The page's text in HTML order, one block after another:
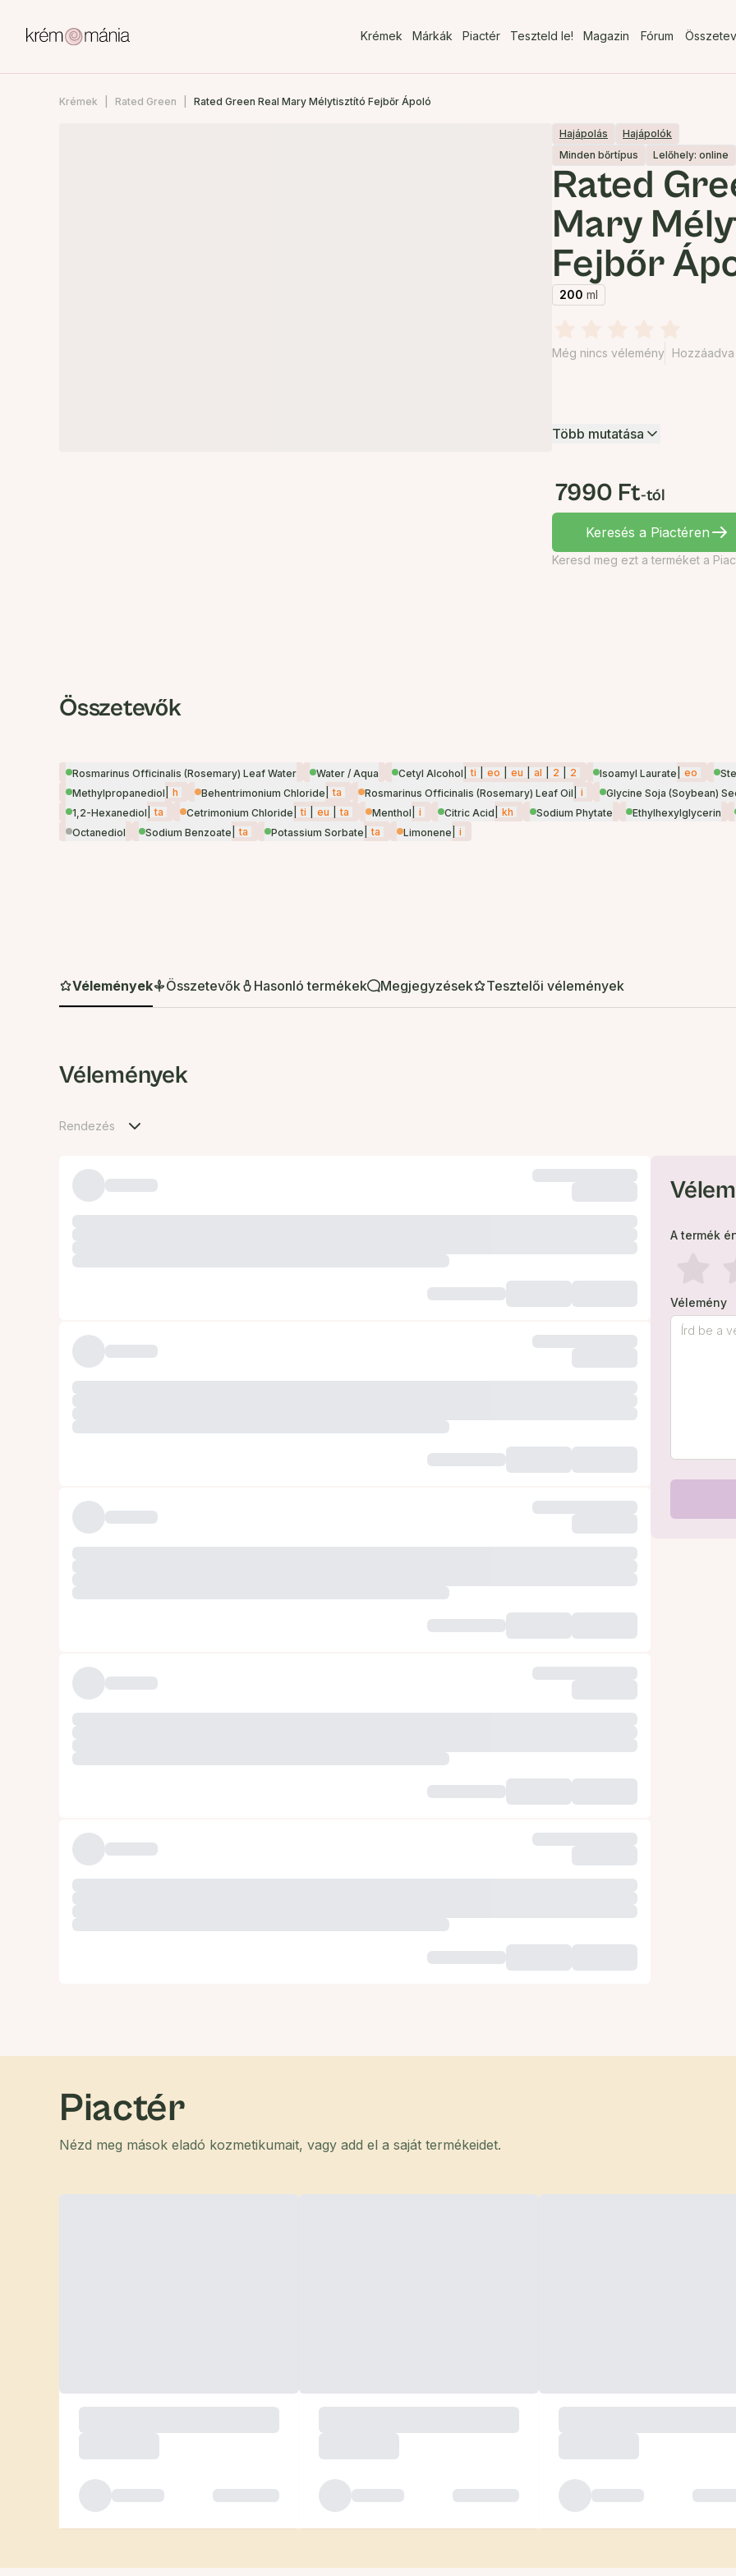
Krémek Márkák Piactér Teszteld le! Magazin Fórum
Krémek Rated Green Rated Green Real Mary Mélytisztító Fejbőr Ápoló
Hajápolás
Hajápolók
Minden bőrtípus
Lelőhely: online
Rated
Mary
Fejbőr
200 ml
Még nincs vélemény Hozzáadva
Több mutatása
7990 Ft-tól
Keresés a Piactéren
Keresd meg ezt a terméket a
Összetevők
Rosmarinus Officinalis (Rosemary) Leaf Water Water / Aqua Cetyl Alcohol ti eo eu al 2 2 Isoamyl Laurate eo
Methylpropanediol
h Behentrimonium Chloride ta Rosmarinus Officinalis (Rosemary) Leaf Oil i Glycine Soja (Soybean)
1,2-Hexanediol
ta Cetrimonium Chloride ti eu ta Menthol i Citric Acid kh Sodium Phytate Ethylhexylglycerin
Octanediol
Sodium Benzoate ta Potassium Sorbate ta Limonene i
Vélemények Összetevők Hasonló termékek Megjegyzések Tesztelői vélemények
Vélemények
Rendezés
A termék
Vélemény
Piactér
Nézd meg mások eladó kozmetikumait, vagy add el a saját termékeidet.